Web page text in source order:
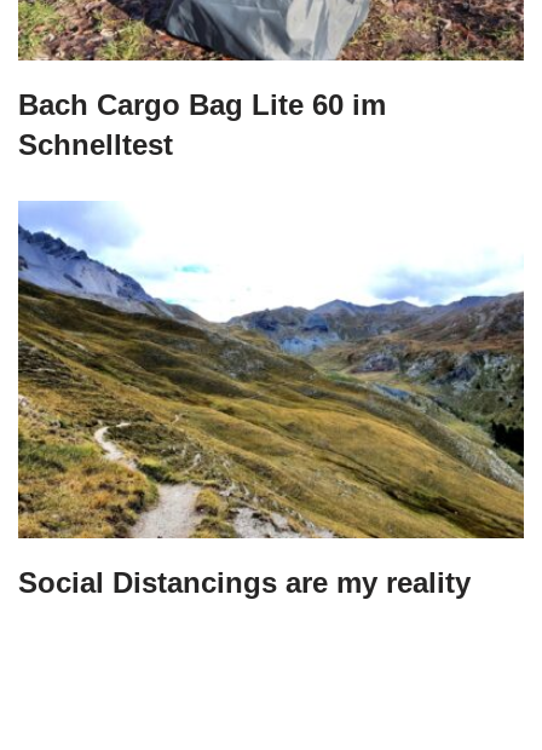
Bach Cargo Bag Lite 60 im
Schnelltest
Social Distancings are my reality